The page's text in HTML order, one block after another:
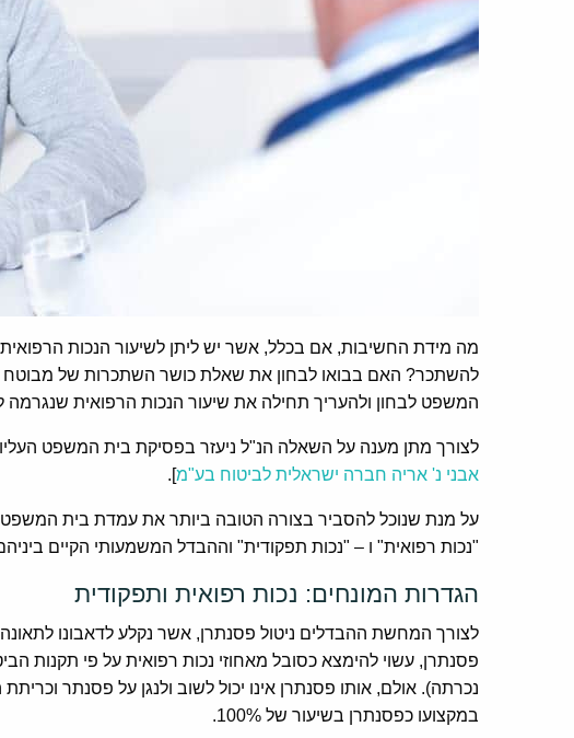
מה מידת החשיבות, אם בכלל, אשר יש ליתן לשיעור הנכות
להשתכר? האם בבואו לבחון את שאלת כושר השתכרות של מבוטח
המשפט לבחון ולהעריך תחילה את שיעור הנכות הרפואית שנגרמה
לצורך מתן מענה על השאלה הנ"ל ניעזר בפסיקת בית המשפט
אבני נ' אריה חברה ישראלית לביטוח בע"מ].
על מנת שנוכל להסביר בצורה הטובה ביותר את עמדת בית המשפט
"נכות רפואית" ו – "נכות תפקודית" וההבדל המשמעותי הקיים
הגדרות המונחים: נכות רפואית ותפקודית
לצורך המחשת ההבדלים ניטול פסנתרן, אשר נקלע לדאבונו
נכרתה). אולם, אותו פסנתרן אינו יכול לשוב ולנגן על פסנתר
במקצועו כפסנתרן בשיעור של 100%.